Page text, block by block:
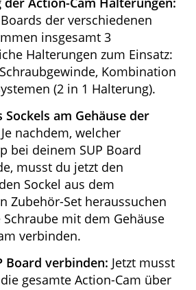
jetzt betriebsbereit…Wir
sie dann natürlich in das
und montieren sie
Cam Halterung des SUP
zur Montage der
Action-Cam auf
Board
Action-Cam
Bei den SUP Boards der
Hersteller kommen
Halterungen
Schraubgewinde,
beiden Systemen (2 in 1